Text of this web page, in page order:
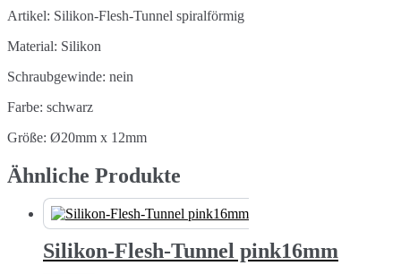
Artikel: Silikon-Flesh-Tunnel spiralförmig
Material: Silikon
Schraubgewinde: nein
Farbe: schwarz
Größe: Ø20mm x 12mm
Ähnliche Produkte
Silikon-Flesh-Tunnel pink16mm